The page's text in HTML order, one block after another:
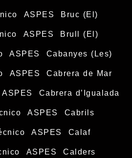
ASPES Bruc (El)
ASPES Brull (El)
ASPES Cabanyes (Les)
ASPES Cabrera de Mar
Cabrera d’Igualada
ASPES Cabrils
ASPES Calaf
ASPES Calders